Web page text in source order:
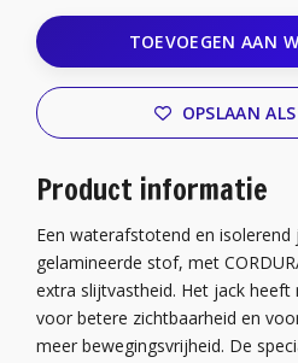
TOEVOEGEN AAN
OPSLAAN
Product informatie
Een waterafstotend en isolerend
gelamineerde stof, met
extra slijtvastheid. Het jack heeft
voor betere zichtbaarheid en
meer bewegingsvrijheid. De